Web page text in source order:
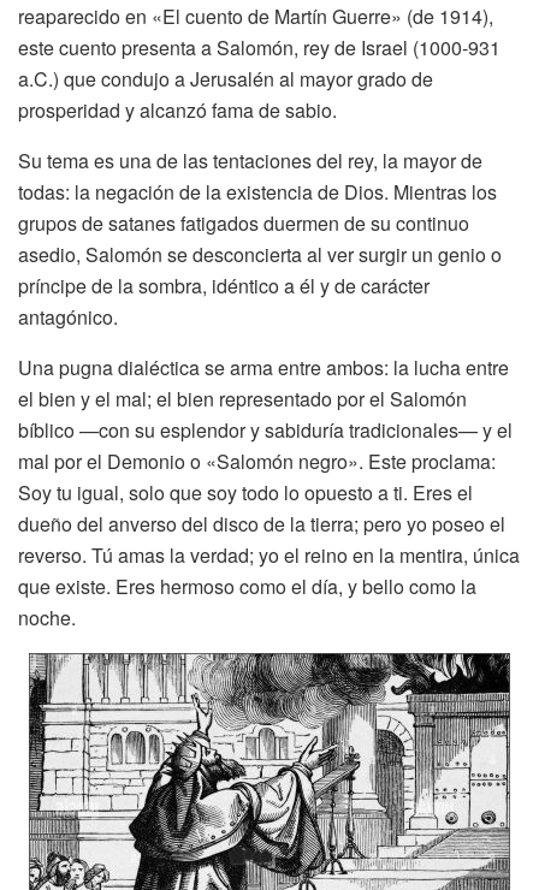
reaparecido en «El cuento de Martín Guerre» (de 1914),
este cuento presenta a Salomón, rey de Israel (1000-931
a.C.) que condujo a Jerusalén al mayor grado de
prosperidad y alcanzó fama de sabio.
Su tema es una de las tentaciones del rey, la mayor de
todas: la negación de la existencia de Dios. Mientras los
grupos de satanes fatigados duermen de su continuo
asedio, Salomón se desconcierta al ver surgir un genio o
príncipe de la sombra, idéntico a él y de carácter
antagónico.
Una pugna dialéctica se arma entre ambos: la lucha entre
el bien y el mal; el bien representado por el Salomón
bíblico —con su esplendor y sabiduría tradicionales— y el
mal por el Demonio o «Salomón negro». Este proclama:
Soy tu igual, solo que soy todo lo opuesto a ti. Eres el
dueño del anverso del disco de la tierra; pero yo poseo el
reverso. Tú amas la verdad; yo el reino en la mentira, única
que existe. Eres hermoso como el día, y bello como la
noche.